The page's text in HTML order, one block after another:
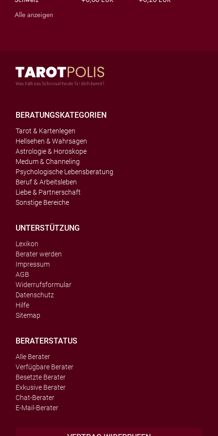
Alle anzeigen
BERATUNGSKATEGORIEN
Tarot & Kartenlegen
Hellsehen & Wahrsagen
Astrologie & Horoskope
Medum & Channeling
Psychologische Lebensberatung
Beruf & Arbeitsleben
Liebe & Partnerschaft
Sonstige Bereiche
UNTERSTÜTZUNG
Lexikon
Berater werden
Impressum
AGB
Widerrufsformular
Datenschutz
Hilfe
Sitemap
BERATERSTATUS
Alle Berater
Verfügbare Berater
Besetzte Berater
Exkusive Berater
Chat-Berater
E-Mail-Berater